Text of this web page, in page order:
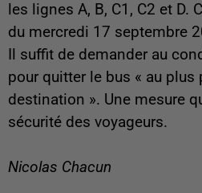
les lignes A, B, C1, C2 et D.
du mercredi 17 septembre
Il suffit de demander au
pour quitter le bus « au plus
destination ». Une mesure
sécurité des voyageurs.
Nicolas Chacun